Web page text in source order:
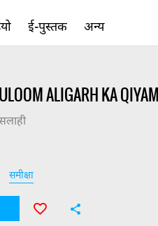
ALIGARH KA
समीक्षा
ई-पुस्तक अन्य